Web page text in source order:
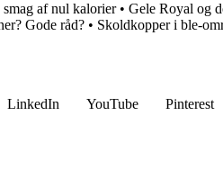
af nul kalorier• Gele Royal og
Gode råd? • Skoldkopper i ble-
LinkedIn YouTube Pinterest